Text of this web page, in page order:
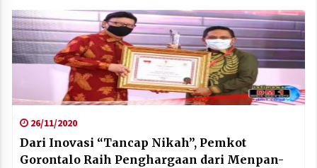
26/11/2020
Dari Inovasi “Tancap Nikah”, Pemkot
Gorontalo Raih Penghargaan dari Menpan-